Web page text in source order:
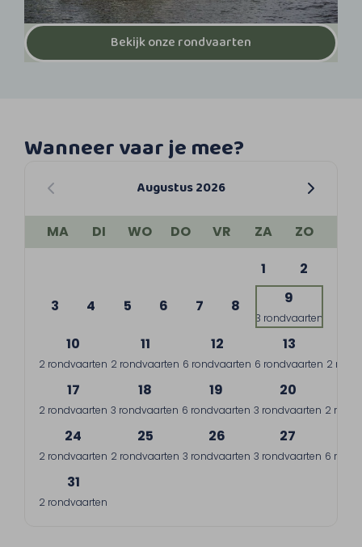
Bekijk onze rondvaarten
Wanneer vaar je mee?
Augustus 2026
MA DI WO DO VR ZA
ZO
1
2
3 4 5 6 7 8 9
3 rondvaarten
10
2 rondvaarten
11
2 rondvaarten
12
6 rondvaarten
13
6 rondvaarten 2
17
2 rondvaarten
18
3 rondvaarten
19
6 rondvaarten
20
3 rondvaarten 2
24
2 rondvaarten
25
2 rondvaarten
26
3 rondvaarten
27
3 rondvaarten 6
31
2 rondvaarten